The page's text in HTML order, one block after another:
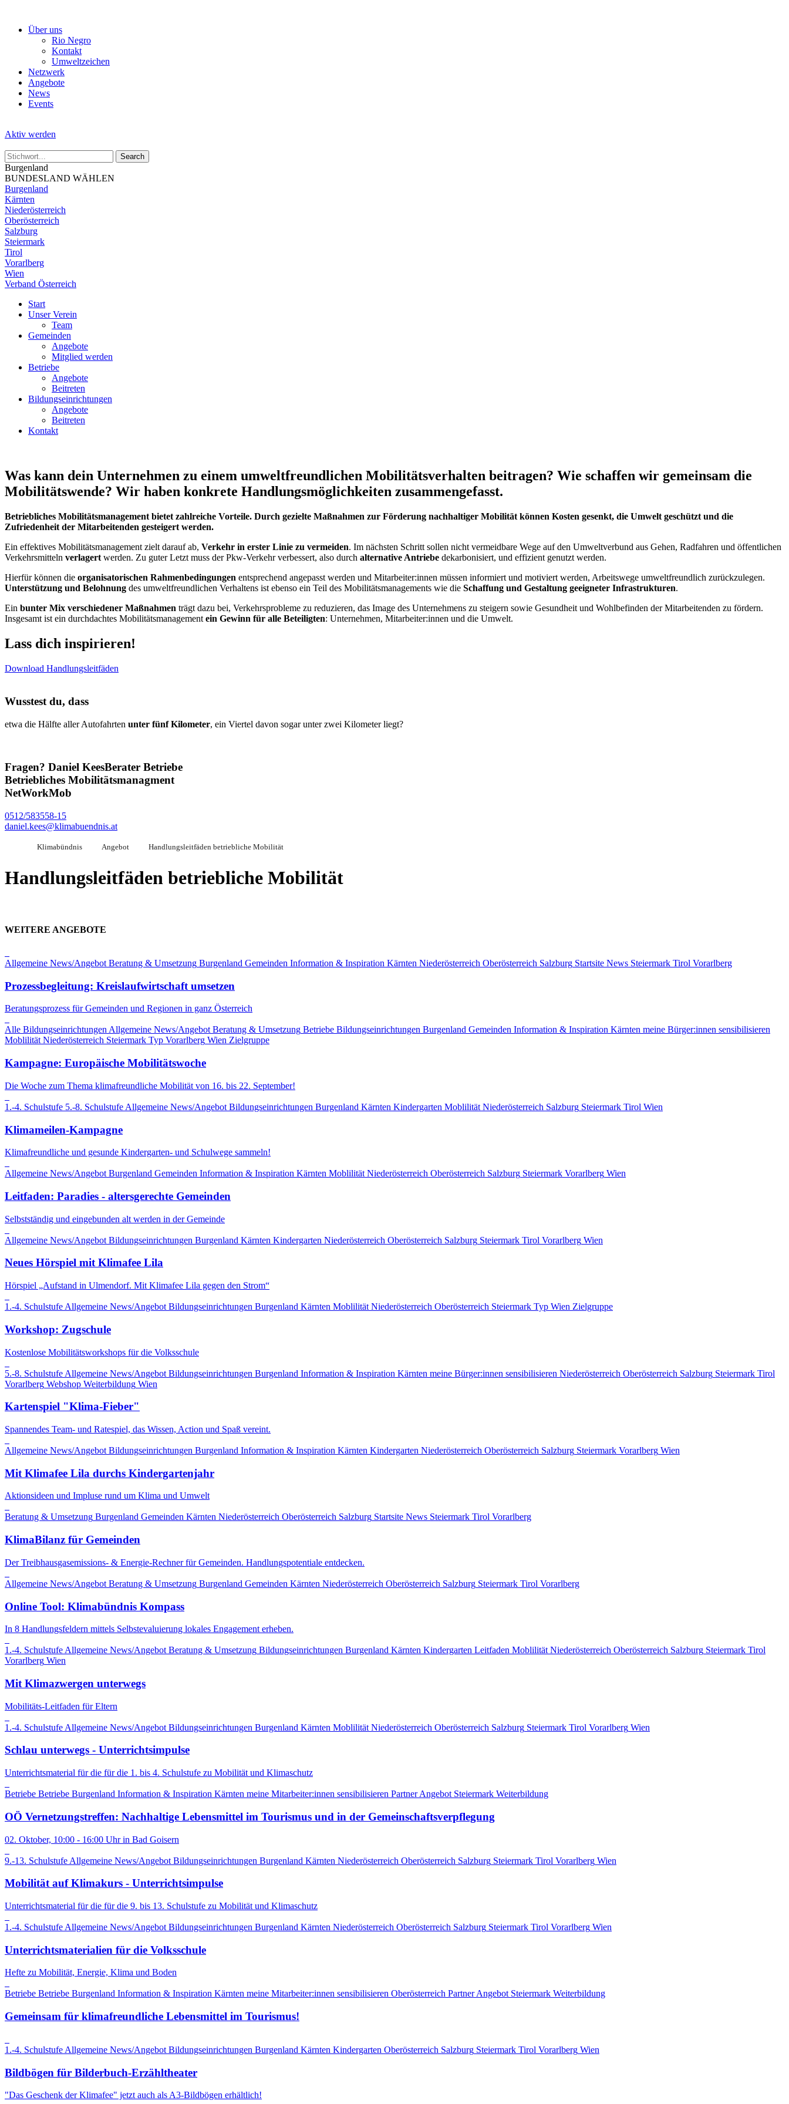
Über uns
Rio Negro
Kontakt
Umweltzeichen
Netzwerk
Angebote
News
Events
Aktiv werden
Burgenland
BUNDESLAND WÄHLEN
Burgenland
Kärnten
Niederösterreich
Oberösterreich
Salzburg
Steiermark
Tirol
Vorarlberg
Wien
Verband Österreich
Start
Unser Verein
Team
Gemeinden
Angebote
Mitglied werden
Betriebe
Angebote
Beitreten
Bildungseinrichtungen
Angebote
Beitreten
Kontakt
Was kann dein Unternehmen zu einem umweltfreundlichen Mobilitätsverhalten beitragen? Wie schaffen wir gemeinsam die
Mobilitätswende? Wir haben konkrete Handlungsmöglichkeiten zusammengefasst.
Betriebliches Mobilitätsmanagement bietet zahlreiche Vorteile. Durch gezielte Maßnahmen zur Förderung nachhaltiger Mobilität können Kosten gesenkt, die Umwelt geschützt und die
Zufriedenheit der Mitarbeitenden gesteigert werden.
Ein effektives Mobilitätsmanagement zielt darauf ab, Verkehr in erster Linie zu vermeiden. Im nächsten Schritt sollen nicht vermeidbare Wege auf den Umweltverbund aus Gehen, Radfahren und öffentlichen
Verkehrsmitteln verlagert werden. Zu guter Letzt muss der Pkw-Verkehr verbessert, also durch alternative Antriebe dekarbonisiert, und effizient genutzt werden.
Hierfür können die organisatorischen Rahmenbedingungen entsprechend angepasst werden und Mitarbeiter:innen müssen informiert und motiviert werden, Arbeitswege umweltfreundlich zurückzulegen.
Unterstützung und Belohnung des umweltfreundlichen Verhaltens ist ebenso ein Teil des Mobilitätsmanagements wie die Schaffung und Gestaltung geeigneter Infrastrukturen.
Ein bunter Mix verschiedener Maßnahmen trägt dazu bei, Verkehrsprobleme zu reduzieren, das Image des Unternehmens zu steigern sowie Gesundheit und Wohlbefinden der Mitarbeitenden zu fördern.
Insgesamt ist ein durchdachtes Mobilitätsmanagement ein Gewinn für alle Beteiligten: Unternehmen, Mitarbeiter:innen und die Umwelt.
Lass dich inspirieren!
Download Handlungsleitfäden
Wusstest du, dass
etwa die Hälfte aller Autofahrten unter fünf Kilometer, ein Viertel davon sogar unter zwei Kilometer liegt?
Fragen? Daniel KeesBerater Betriebe
Betriebliches Mobilitätsmanagment
NetWorkMob
0512/583558-15
daniel.kees@klimabuendnis.at
Klimabündnis Angebot Handlungsleitfäden betriebliche Mobilität
Handlungsleitfäden betriebliche Mobilität
WEITERE ANGEBOTE
Allgemeine News/Angebot Beratung & Umsetzung Burgenland Gemeinden Information & Inspiration Kärnten Niederösterreich Oberösterreich Salzburg Startsite News Steiermark Tirol Vorarlberg
Prozessbegleitung: Kreislaufwirtschaft umsetzen
Beratungsprozess für Gemeinden und Regionen in ganz Österreich
Alle Bildungseinrichtungen Allgemeine News/Angebot Beratung & Umsetzung Betriebe Bildungseinrichtungen Burgenland Gemeinden Information & Inspiration Kärnten meine Bürger:innen sensibilisieren
Moblilität Niederösterreich Steiermark Typ Vorarlberg Wien Zielgruppe
Kampagne: Europäische Mobilitätswoche
Die Woche zum Thema klimafreundliche Mobilität von 16. bis 22. September!
1.-4. Schulstufe 5.-8. Schulstufe Allgemeine News/Angebot Bildungseinrichtungen Burgenland Kärnten Kindergarten Moblilität Niederösterreich Salzburg Steiermark Tirol Wien
Klimameilen-Kampagne
Klimafreundliche und gesunde Kindergarten- und Schulwege sammeln!
Allgemeine News/Angebot Burgenland Gemeinden Information & Inspiration Kärnten Moblilität Niederösterreich Oberösterreich Salzburg Steiermark Vorarlberg Wien
Leitfaden: Paradies - altersgerechte Gemeinden
Selbstständig und eingebunden alt werden in der Gemeinde
Allgemeine News/Angebot Bildungseinrichtungen Burgenland Kärnten Kindergarten Niederösterreich Oberösterreich Salzburg Steiermark Tirol Vorarlberg Wien
Neues Hörspiel mit Klimafee Lila
Hörspiel „Aufstand in Ulmendorf. Mit Klimafee Lila gegen den Strom“
1.-4. Schulstufe Allgemeine News/Angebot Bildungseinrichtungen Burgenland Kärnten Moblilität Niederösterreich Oberösterreich Steiermark Typ Wien Zielgruppe
Workshop: Zugschule
Kostenlose Mobilitätsworkshops für die Volksschule
5.-8. Schulstufe Allgemeine News/Angebot Bildungseinrichtungen Burgenland Information & Inspiration Kärnten meine Bürger:innen sensibilisieren Niederösterreich Oberösterreich Salzburg Steiermark Tirol
Vorarlberg Webshop Weiterbildung Wien
Kartenspiel "Klima-Fieber"
Spannendes Team- und Ratespiel, das Wissen, Action und Spaß vereint.
Allgemeine News/Angebot Bildungseinrichtungen Burgenland Information & Inspiration Kärnten Kindergarten Niederösterreich Oberösterreich Salzburg Steiermark Vorarlberg Wien
Mit Klimafee Lila durchs Kindergartenjahr
Aktionsideen und Impluse rund um Klima und Umwelt
Beratung & Umsetzung Burgenland Gemeinden Kärnten Niederösterreich Oberösterreich Salzburg Startsite News Steiermark Tirol Vorarlberg
KlimaBilanz für Gemeinden
Der Treibhausgasemissions- & Energie-Rechner für Gemeinden. Handlungspotentiale entdecken.
Allgemeine News/Angebot Beratung & Umsetzung Burgenland Gemeinden Kärnten Niederösterreich Oberösterreich Salzburg Steiermark Tirol Vorarlberg
Online Tool: Klimabündnis Kompass
In 8 Handlungsfeldern mittels Selbstevaluierung lokales Engagement erheben.
1.-4. Schulstufe Allgemeine News/Angebot Beratung & Umsetzung Bildungseinrichtungen Burgenland Kärnten Kindergarten Leitfaden Moblilität Niederösterreich Oberösterreich Salzburg Steiermark Tirol
Vorarlberg Wien
Mit Klimazwergen unterwegs
Mobilitäts-Leitfaden für Eltern
1.-4. Schulstufe Allgemeine News/Angebot Bildungseinrichtungen Burgenland Kärnten Moblilität Niederösterreich Oberösterreich Salzburg Steiermark Tirol Vorarlberg Wien
Schlau unterwegs - Unterrichtsimpulse
Unterrichtsmaterial für die für die 1. bis 4. Schulstufe zu Mobilität und Klimaschutz
Betriebe Betriebe Burgenland Information & Inspiration Kärnten meine Mitarbeiter:innen sensibilisieren Partner Angebot Steiermark Weiterbildung
OÖ Vernetzungstreffen: Nachhaltige Lebensmittel im Tourismus und in der Gemeinschaftsverpflegung
02. Oktober, 10:00 - 16:00 Uhr in Bad Goisern
9.-13. Schulstufe Allgemeine News/Angebot Bildungseinrichtungen Burgenland Kärnten Niederösterreich Oberösterreich Salzburg Steiermark Tirol Vorarlberg Wien
Mobilität auf Klimakurs - Unterrichtsimpulse
Unterrichtsmaterial für die für die 9. bis 13. Schulstufe zu Mobilität und Klimaschutz
1.-4. Schulstufe Allgemeine News/Angebot Bildungseinrichtungen Burgenland Kärnten Niederösterreich Oberösterreich Salzburg Steiermark Tirol Vorarlberg Wien
Unterrichtsmaterialien für die Volksschule
Hefte zu Mobilität, Energie, Klima und Boden
Betriebe Betriebe Burgenland Information & Inspiration Kärnten meine Mitarbeiter:innen sensibilisieren Oberösterreich Partner Angebot Steiermark Weiterbildung
Gemeinsam für klimafreundliche Lebensmittel im Tourismus!
1.-4. Schulstufe Allgemeine News/Angebot Bildungseinrichtungen Burgenland Kärnten Kindergarten Oberösterreich Salzburg Steiermark Tirol Vorarlberg Wien
Bildbögen für Bilderbuch-Erzähltheater
"Das Geschenk der Klimafee" jetzt auch als A3-Bildbögen erhältlich!